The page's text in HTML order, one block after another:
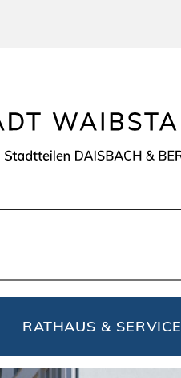
RATHAUS & SERVICE